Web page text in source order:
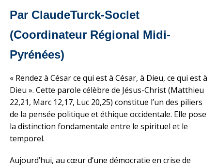
Par ClaudeTurck-Soclet
(Coordinateur Régional Midi-
Pyrénées)
« Rendez à César ce qui est à César, à Dieu, ce qui est à
Dieu ». Cette parole célèbre de Jésus-Christ (Matthieu
22,21, Marc 12,17, Luc 20,25) constitue l’un des piliers
de la pensée politique et éthique occidentale. Elle pose
la distinction fondamentale entre le spirituel et le
temporel.
Aujourd’hui, au cœur d’une démocratie en crise de